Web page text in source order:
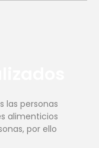
las personas
alimenticios
por ello